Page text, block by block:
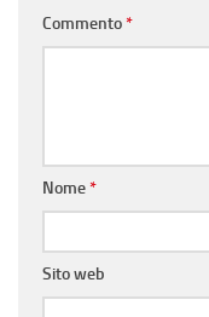
Commento*
Nome*
Sito web